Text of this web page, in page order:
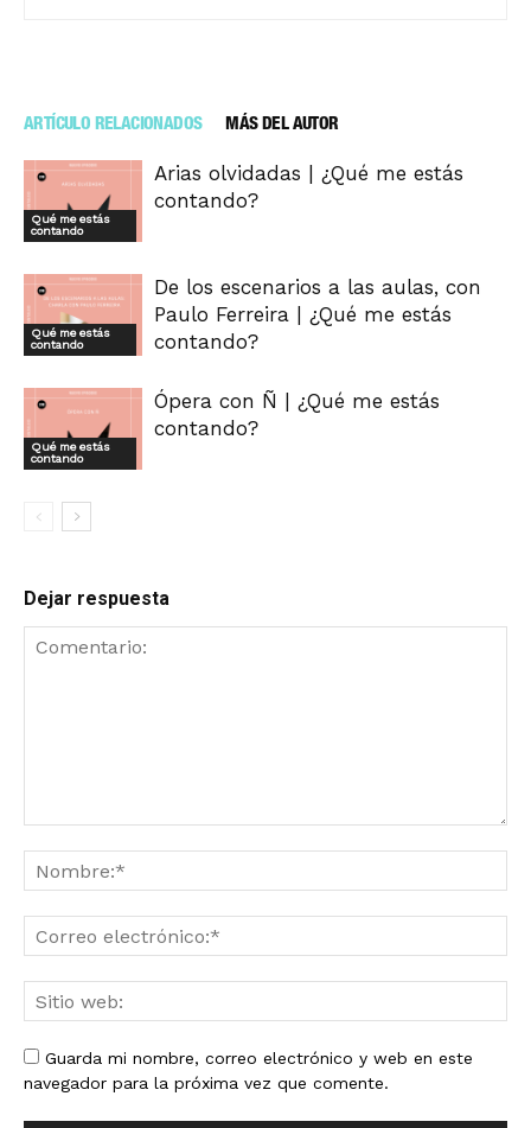
ARTÍCULO RELACIONADOS MÁS DEL AUTOR
Qué me estás
contando
Arias olvidadas | ¿Qué me estás
contando?
Qué me estás
contando
De los escenarios a las aulas, con
Paulo Ferreira | ¿Qué me estás
contando?
Qué me estás
contando
Ópera con Ñ | ¿Qué me estás
contando?
Dejar respuesta
Guarda mi nombre, correo electrónico y web en este
navegador para la próxima vez que comente.